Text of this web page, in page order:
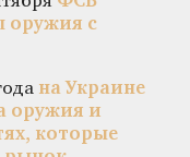
оружия с
на Украине
оружия и
которые